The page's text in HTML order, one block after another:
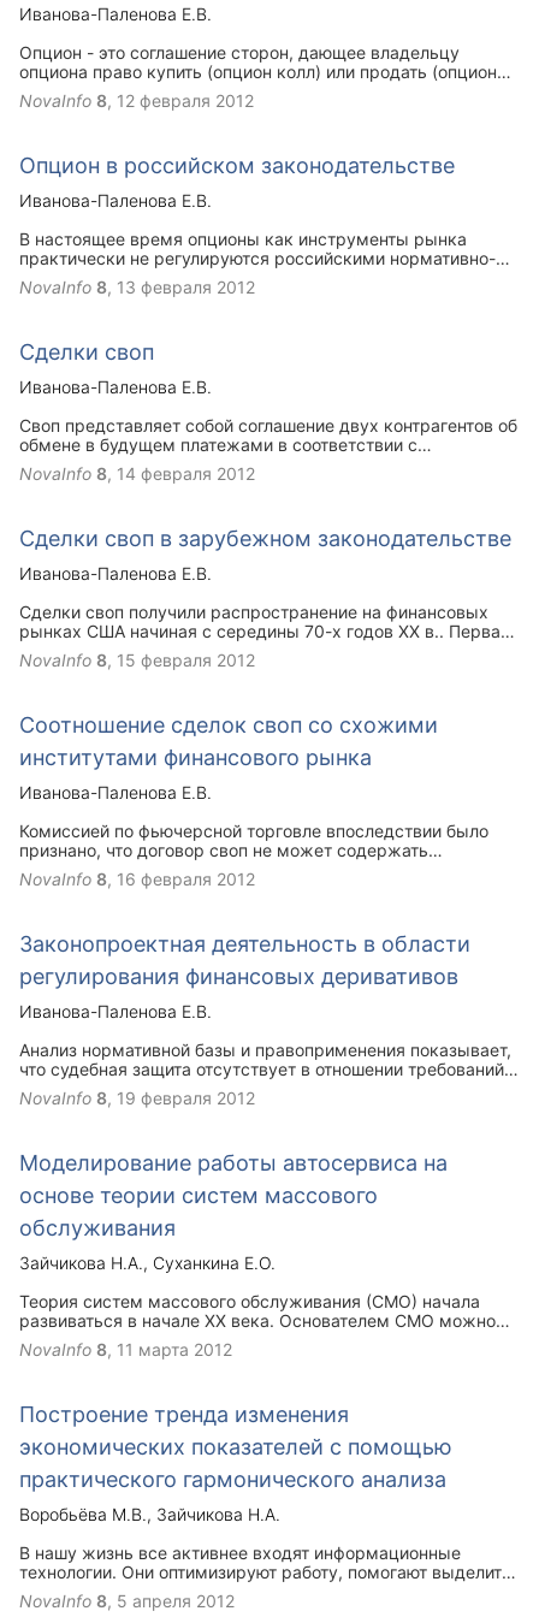
(например, зерно урожая будущего года), но будет
Иванова-Паленова Е.В.
Опцион - это соглашение сторон, дающее владельцу
опциона право купить (опцион колл) или продать (опцион
пут) определенное количество товаров или финансовых
инструментов (ценных бумаг) по установленной цене (цене
разновидность срочной сделки, не требующей
NovaInfo 8, 12 февраля 2012
Опцион в российском законодательстве
Иванова-Паленова Е.В.
В настоящее время опционы как инструменты рынка
практически не регулируются российскими нормативно-
правовыми актами. Однако в некоторых из них прямо или
косвенно говорится об опционах. Анализируя такие акты,
правового статуса и механизма использования. Это
NovaInfo 8, 13 февраля 2012
Сделки своп
Иванова-Паленова Е.В.
Своп представляет собой соглашение двух контрагентов об
обмене в будущем платежами в соответствии с
определенными в соглашении условиями. В строгом
смысле слова своп нельзя отнести непосредственно к
NovaInfo 8, 14 февраля 2012
Сделки своп в зарубежном законодательстве
Иванова-Паленова Е.В.
Сделки своп получили распространение на финансовых
рынках США начиная с середины 70-х годов XX в.. Первая
сделка своп была заключена в августе 1976 г. с участием
Continental Illinois Limited и Goldman Sachs.
NovaInfo 8, 15 февраля 2012
Соотношение сделок своп со схожими
институтами финансового рынка
Иванова-Паленова Е.В.
Комиссией по фьючерсной торговле впоследствии было
признано, что договор своп не может содержать
положений, предусматривающих внесение
дополнительных платежей и перечисление вариационной
Однако правовой статус документа, изданного Комиссией
по фьючерсной торговле в 1989 г. в отношении контрактов
своп, носил рекомендательный характер, что создавало
вероятность принятия судом иного решения и не отвечало
по существу на вопрос о природе договорных платежей.
NovaInfo 8, 16 февраля 2012
Законопроектная деятельность в области
регулирования финансовых деривативов
Иванова-Паленова Е.В.
Анализ нормативной базы и правоприменения показывает,
что судебная защита отсутствует в отношении требований
по внебиржевым сделкам, при исполнении которых не
происходит передачи товара, а имеют место лишь
расчетных фьючерсных (и иных биржевых) контрактов.
NovaInfo 8, 19 февраля 2012
Моделирование работы автосервиса на
основе теории систем массового
обслуживания
Зайчикова Н.А.
Суханкина Е.О.
Теория систем массового обслуживания (СМО) начала
развиваться в начале XX века. Основателем СМО можно
считать математика Иохансена, сформулировавшего в
1907 году предпосылки новой теории. В 1909 году
телефонных вызовов от числа поступающих на телефонную
станцию вызовов. Классическая задача для
многоканальной СМО с отказами названа в его честь. В
СССР основы теории СМО закладывались А.А. Марковым
(марковские цепи и потоки событий), А.Н. Колмогоровым
(системы уравнений Колмогорова), А.Я. Хинчиным («Теория
NovaInfo 8, 11 марта 2012
Построение тренда изменения
экономических показателей с помощью
практического гармонического анализа
Воробьёва М.В.
Зайчикова Н.А.
В нашу жизнь все активнее входят информационные
технологии. Они оптимизируют работу, помогают выделить
время для принятия необходимых управленческих
решений. Именно экономия ресурсов сделала эту отрасль
NovaInfo 8, 5 апреля 2012